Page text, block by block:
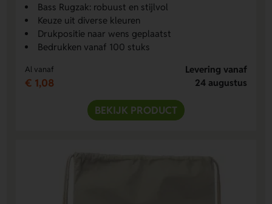
Bass Rugzak: robuust en stijlvol
Keuze uit diverse kleuren
Drukpositie naar wens geplaatst
Bedrukken vanaf 100 stuks
Al vanaf
€ 1,08
Levering vanaf
24 augustus
BEKIJK PRODUCT